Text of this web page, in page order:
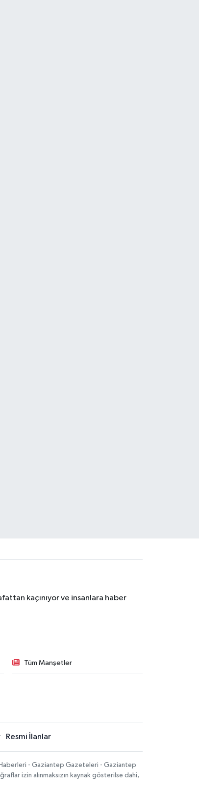
kaçınıyor ve insanlara haber
Tüm Manşetler
Resmi İlanlar
Haberleri - Gaziantep Gazeteleri - Gaziantep
izin alınmaksızın kaynak gösterilse dahi,